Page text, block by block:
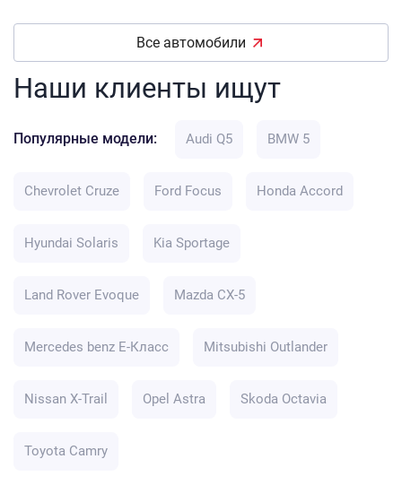
Все автомобили
Наши клиенты ищут
Популярные модели: Audi Q5 BMW 5
Chevrolet Cruze Ford Focus Honda Accord
Hyundai Solaris Kia Sportage
Land Rover Evoque Mazda CX-5
Mercedes benz E-Класс Mitsubishi Outlander
Nissan X-Trail Opel Astra Skoda Octavia
Toyota Camry